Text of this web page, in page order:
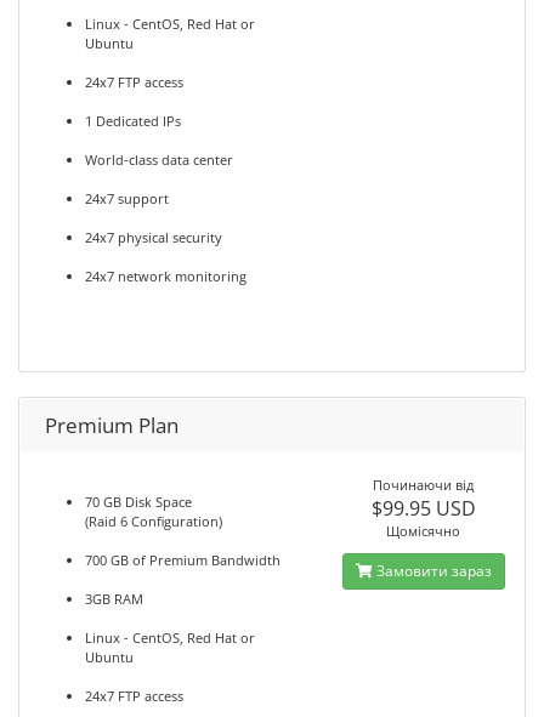
Linux - CentOS, Red Hat or
Ubuntu
24x7 FTP access
1 Dedicated IPs
World-class data center
24x7 support
24x7 physical security
24x7 network monitoring
Premium Plan
70 GB Disk Space
(Raid 6 Configuration)
700 GB of Premium Bandwidth
3GB RAM
Linux - CentOS, Red Hat or
Ubuntu
24x7 FTP access
Починаючи від
$99.95 USD
Щомісячно
Замовити зараз